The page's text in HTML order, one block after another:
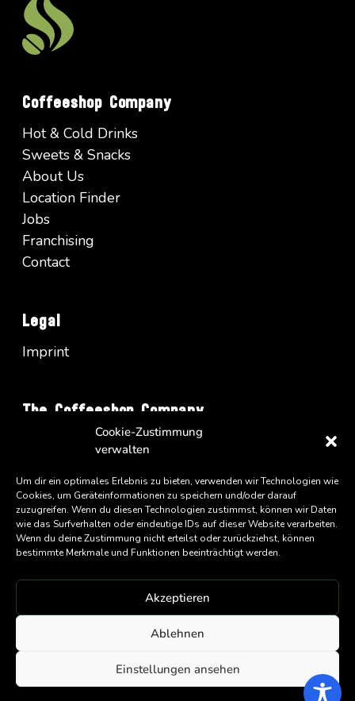
Cookie-Zustimmung
verwalten
Um dir ein optimales Erlebnis zu bieten, verwenden wir Technologien wie
Cookies, um Geräteinformationen zu speichern und/oder darauf
zuzugreifen. Wenn du diesen Technologien zustimmst, können wir Daten
wie das Surfverhalten oder eindeutige IDs auf dieser Website verarbeiten.
Wenn du deine Zustimmung nicht erteilst oder zurückziehst, können
bestimmte Merkmale und Funktionen beeinträchtigt werden.
Akzeptieren
Ablehnen
Einstellungen ansehen
Coffeeshop Company
Hot & Cold Drinks
Sweets & Snacks
About Us
Location Finder
Jobs
Franchising
Contact
Legal
Imprint
The Coffeeshop Company
Vienna Business Park - Turm A/34
A-1100 Wien